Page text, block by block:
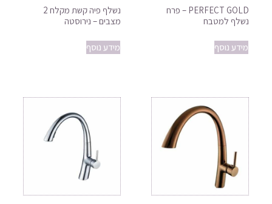
PERFECT GOLD – פרח
נשלף למטבח
מידע נוסף
נשלף פיה קשת מקלח 2
מצבים – נירוסטה
מידע נוסף